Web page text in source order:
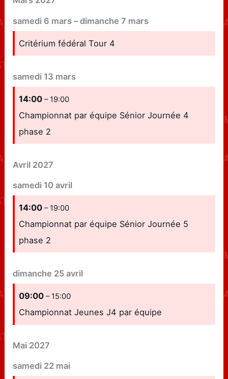
samedi 6 mars –dimanche 7 mars
Critérium fédéral Tour 4
samedi 13 mars
14:00– 19:00
Championnat par équipe Sénior Journée 4
phase 2
Avril 2027
samedi 10 avril
14:00– 19:00
Championnat par équipe Sénior Journée 5
phase 2
dimanche 25 avril
09:00– 15:00
Championnat Jeunes J4 par équipe
Mai 2027
samedi 22 mai